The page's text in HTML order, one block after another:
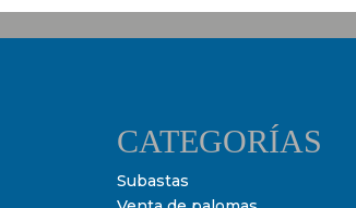
CATEGORÍAS
Subastas